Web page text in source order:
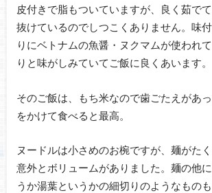
皮付きで脂もついていますが、良く茹で
抜けているのでしつこくありません。味
りにベトナムの魚醤・ヌクマムが使われ
りと味がしみていてご飯に良くあいます。
そのご飯は、もち米なので歯ごたえがあ
をかけて食べると最高。
ヌードルは小さめのお椀ですが、麺がた
意外とボリュームがありました。麺の他
うか湯葉というかの細切りのようなもの